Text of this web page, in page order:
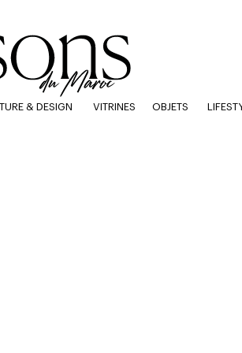
& DESIGN VITRINES OBJETS